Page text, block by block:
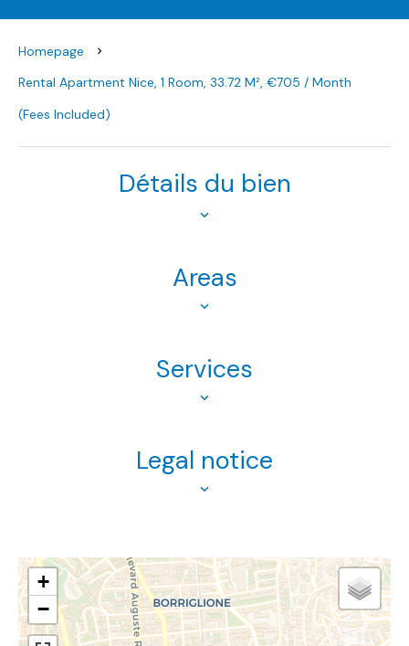
Homepage
Rental Apartment Nice, 1 Room, 33.72 M², €705 / Month
(Fees Included)
Détails du bien
Areas
Services
Legal notice
+
−